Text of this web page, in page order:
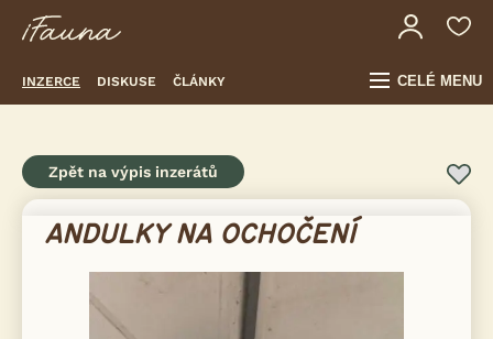
INZERCE DISKUSE ČLÁNKY CELÉ MENU
Zpět na výpis inzerátů
ANDULKY NA OCHOČENÍ